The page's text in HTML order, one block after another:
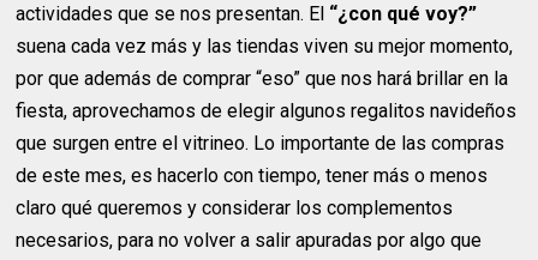
actividades que se nos presentan. El “¿con qué voy?”
suena cada vez más y las tiendas viven su mejor momento,
por que además de comprar “eso” que nos hará brillar en la
fiesta, aprovechamos de elegir algunos regalitos navideños
que surgen entre el vitrineo. Lo importante de las compras
de este mes, es hacerlo con tiempo, tener más o menos
claro qué queremos y considerar los complementos
necesarios, para no volver a salir apuradas por algo que